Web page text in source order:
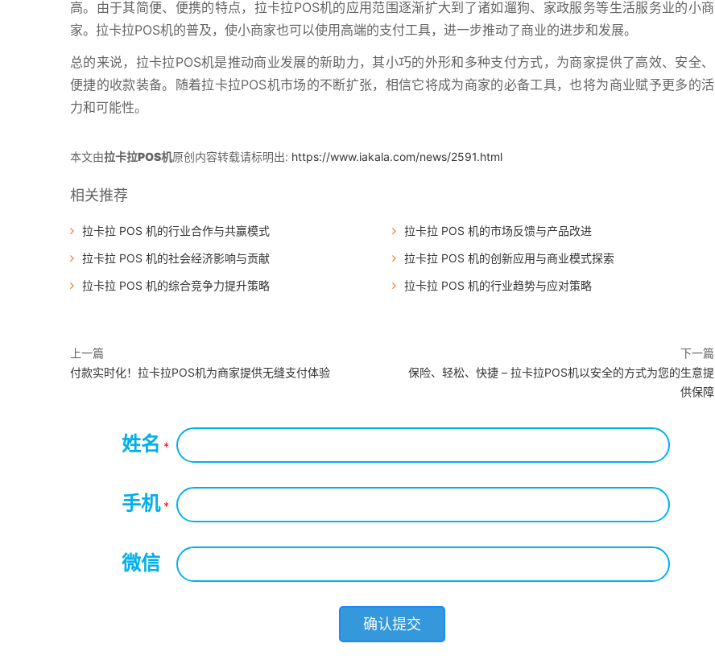
高。由于其简便、便携的特点，拉卡拉POS机的应用范围逐渐扩大到了诸如遛狗、家政服务等生活服务业的小商
家。拉卡拉POS机的普及，使小商家也可以使用高端的支付工具，进一步推动了商业的进步和发展。
总的来说，拉卡拉POS机是推动商业发展的新助力，其小巧的外形和多种支付方式，为商家提供了高效、安全、
便捷的收款装备。随着拉卡拉POS机市场的不断扩张，相信它将成为商家的必备工具，也将为商业赋予更多的活
力和可能性。
本文由拉卡拉POS机原创内容转载请标明出: https://www.iakala.com/news/2591.html
相关推荐
拉卡拉 POS 机的行业合作与共赢模式
拉卡拉 POS 机的市场反馈与产品改进
拉卡拉 POS 机的社会经济影响与贡献
拉卡拉 POS 机的创新应用与商业模式探索
拉卡拉 POS 机的综合竞争力提升策略
拉卡拉 POS 机的行业趋势与应对策略
上一篇
付款实时化！拉卡拉POS机为商家提供无缝支付体验
下一篇
保险、轻松、快捷 – 拉卡拉POS机以安全的方式为您的生意提
供保障
姓名 *
手机*
微信